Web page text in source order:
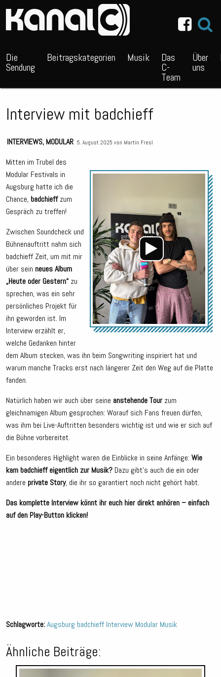
Die
Sendung
Beitragskategorien Musik Das
C-
Team
Über
uns
Interview mit badchieff
INTERVIEWS, MODULAR 5. August 2025 von Martin Fresl
Mitten im Trubel des
Modular Festivals in
Augsburg hatte ich die
Chance, badchieffzum
Gespräch zu treffen!
Zwischen Soundcheck und
Bühnenauftritt nahm sich
badchieff Zeit, um mit mir
über sein neues Album
„Heute oder Gestern“ zu
sprechen, was ein sehr
persönliches Projekt für
ihn geworden ist. Im
Interview erzählt er,
welche Gedanken hinter
dem Album stecken, was ihn beim Songwriting inspiriert hat und
warum manche Tracks erst nach längerer Zeit den Weg auf die Platte
fanden.
Natürlich haben wir auch über seine anstehende Tour zum
gleichnamigen Album gesprochen: Worauf sich Fans freuen dürfen,
was ihm bei Live-Auftritten besonders wichtig ist und wie er sich auf
die Bühne vorbereitet.
Ein besonderes Highlight waren die Einblicke in seine Anfänge: Wie
kam badchieff eigentlich zur Musik? Dazu gibt’s auch die ein oder
andere private Story, die ihr so garantiert noch nicht gehört habt.
Das komplette Interview könnt ihr euch hier direkt anhören – einfach
auf den Play-Button klicken!
Schlagworte:Augsburg badchieff Interview Modular Musik
Ähnliche Beiträge: